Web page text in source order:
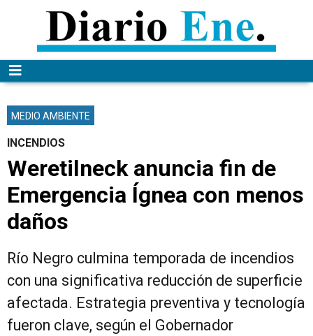
MEDIO AMBIENTE
INCENDIOS
Weretilneck anuncia fin de
Emergencia Ígnea con menos
daños
Río Negro culmina temporada de incendios
con una significativa reducción de superficie
afectada. Estrategia preventiva y tecnología
fueron clave, según el Gobernador